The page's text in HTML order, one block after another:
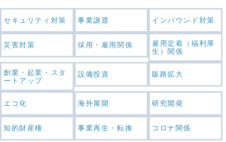
セキュリティ対策 事業譲渡 インバウンド対策
災害対策 採用・雇用関係
雇用定着（福利厚
生）関係
創業・起業・スタ
ートアップ
設備投資 販路拡大
エコ化 海外展開 研究開発
知的財産権 事業再生・転換 コロナ関係